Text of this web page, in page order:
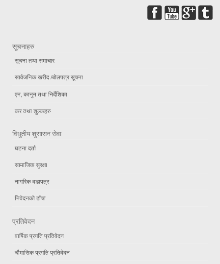
सूचनाहरु
सूचना तथा समाचार
सार्वजनिक खरीद /बोलपत्र सूचना
एन, कानुन तथा निर्देशिका
कर तथा शुल्कहरु
विधुतीय शुसासन सेवा
घटना दर्ता
सामाजिक सुरक्षा
नागरिक वडापत्र
निवेदनको ढाँचा
प्रतिवेदन
वार्षिक प्रगति प्रतिवेदन
चौमासिक प्रगति प्रतिवेदन